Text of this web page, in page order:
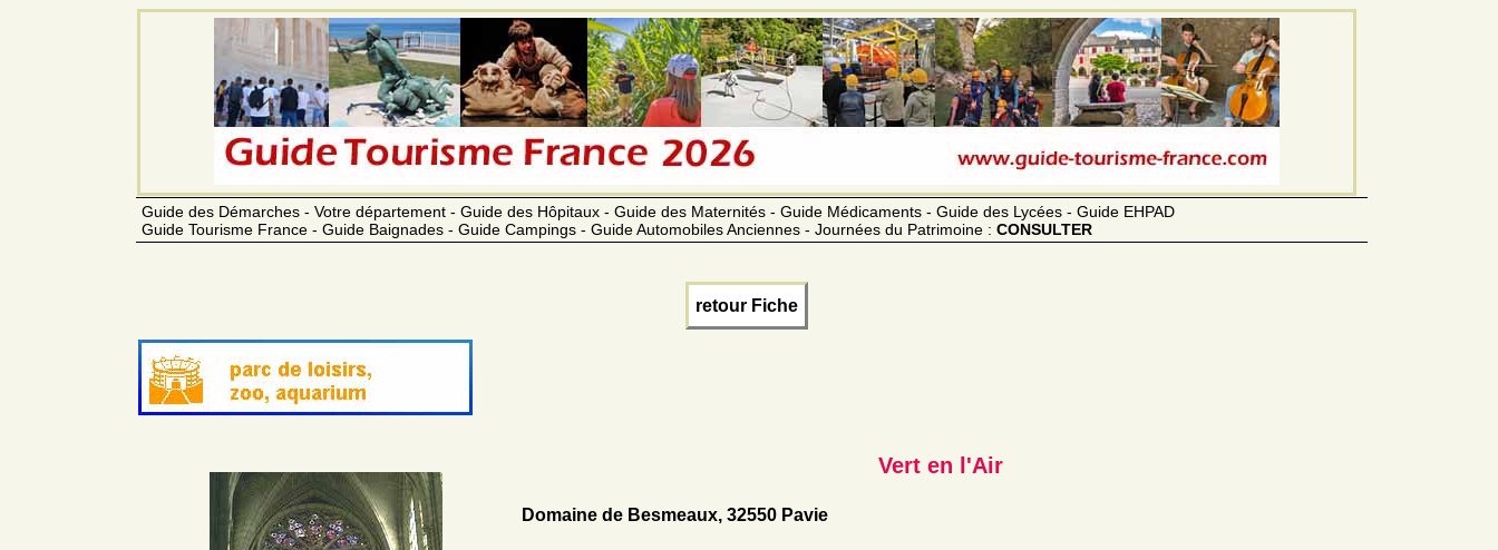
Guide des Démarches - Votre département - Guide des Hôpitaux - Guide des Maternités - Guide Médicaments - Guide des Lycées - Guide EHPAD
Guide Tourisme France - Guide Baignades - Guide Campings - Guide Automobiles Anciennes - Journées du Patrimoine : CONSULTER
retour Fiche
Vert en l'Air
Domaine de Besmeaux, 32550 Pavie